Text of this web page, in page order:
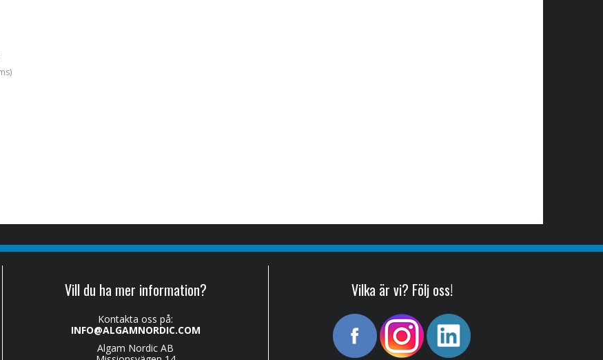
Vill du ha mer information?
Kontakta oss på:
INFO@ALGAMNORDIC.COM
Algam Nordic AB
Vilka är vi? Följ oss!